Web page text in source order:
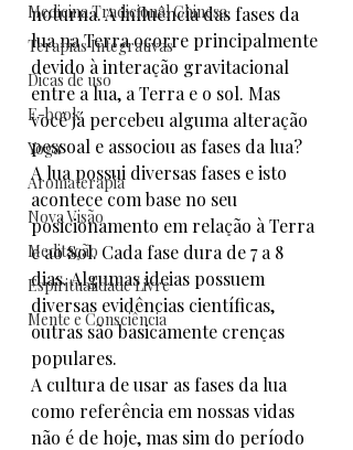
Medicina Tradicional Chinesa
Terapias Integrativas
Dicas de uso
E-book
Yoga
Aromaterapia
Nova Visão
Meditação
Espiritualidade Livre
Mente e Consciência
noturna. A influência das fases da
lua na Terra ocorre principalmente
devido à interação gravitacional
entre a lua, a Terra e o sol. Mas
você já percebeu alguma alteração
pessoal e associou as fases da lua?
A lua possui diversas fases e isto
acontece com base no seu
posicionamento em relação à Terra
e ao Sol. Cada fase dura de 7 a 8
dias. Algumas ideias possuem
diversas evidências científicas,
outras são basicamente crenças
populares.
A cultura de usar as fases da lua
como referência em nossas vidas
não é de hoje, mas sim do período